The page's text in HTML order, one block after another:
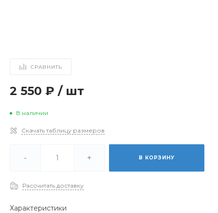
СРАВНИТЬ
2 550 ₽ / шт
В наличии
Скачать таблицу размеров
- + В КОРЗИНУ
Рассчитать доставку
Характеристики